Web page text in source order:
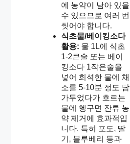
에 농약이 남아 있을
수 있으므로 여러 번
씻어야 합니다.
식초물/베이킹소다
활용: 물 1L에 식초
1-2큰술 또는 베이
킹소다 1작은술을
넣어 희석한 물에 채
소를 5-10분 정도 담
가두었다가 흐르는
물에 헹구면 잔류 농
약 제거에 효과적입
니다. 특히 포도, 딸
기, 블루베리 등과